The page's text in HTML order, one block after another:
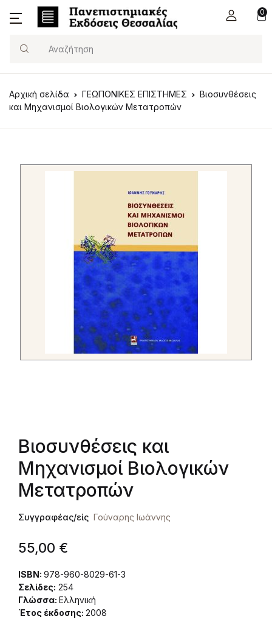
0
Search
Αρχική σελίδα ΓΕΩΠΟΝΙΚΕΣ ΕΠΙΣΤΗΜΕΣ
Βιοσυνθέσεις
και Μηχανισμοί Βιολογικών Μετατροπών
Βιοσυνθέσεις και
Μηχανισμοί Βιολογικών
Μετατροπών
Συγγραφέας/είς Γούναρης Ιωάννης
55,00 €
ISBN: 978-960-8029-61-3
Σελίδες: 254
Γλώσσα: Ελληνική
Έτος έκδοσης: 2008